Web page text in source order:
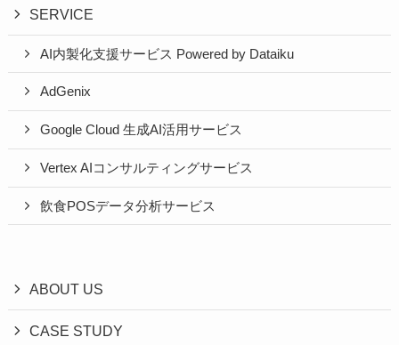
SERVICE
AI内製化支援サービス Powered by Dataiku
AdGenix
Google Cloud 生成AI活用サービス
Vertex AIコンサルティングサービス
飲食POSデータ分析サービス
ABOUT US
CASE STUDY